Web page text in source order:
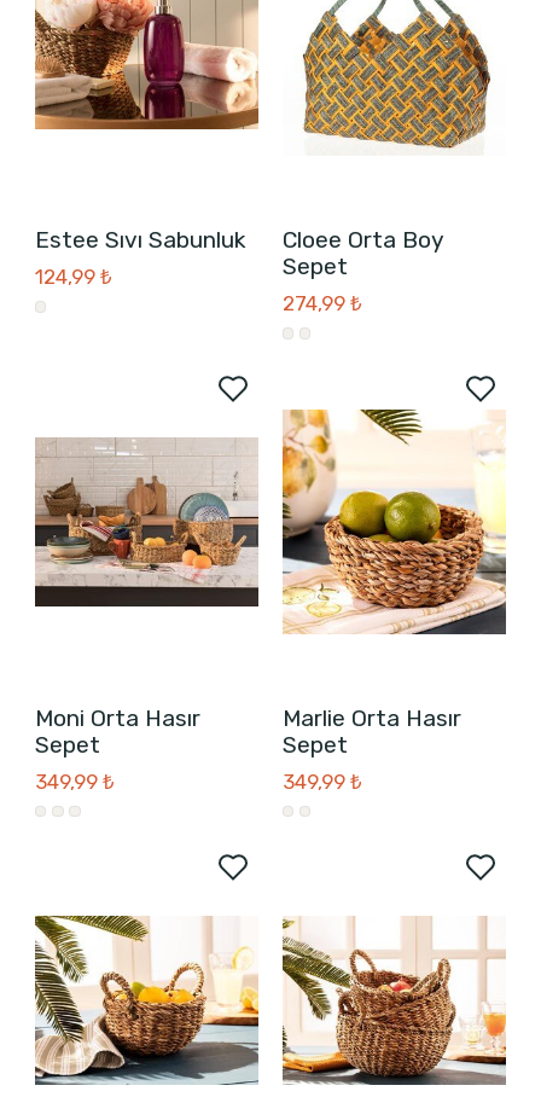
Estee Sıvı Sabunluk
124,99 ₺
Cloee Orta Boy
Sepet
274,99 ₺
Moni Orta Hasır
Sepet
349,99 ₺
Marlie Orta Hasır
Sepet
349,99 ₺